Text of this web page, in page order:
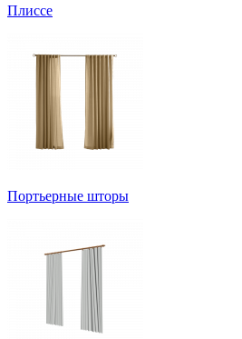
Плиссе
Портьерные шторы